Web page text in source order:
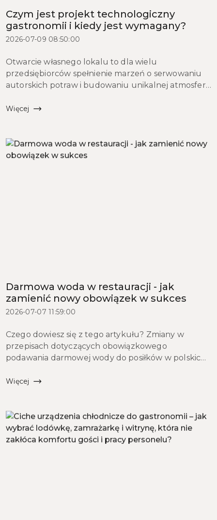
Czym jest projekt technologiczny
gastronomii i kiedy jest wymagany?
2026-07-09 08:50:00
Otwarcie własnego lokalu to dla wielu
przedsiębiorców spełnienie marzeń o serwowaniu
autorskich potraw i budowaniu unikalnej atmosfery.
goście zasiądą przy stolikach, każdy inwestor musi
Więcej
Darmowa woda w restauracji - jak
zamienić nowy obowiązek w sukces
2026-07-07 11:59:00
Czego dowiesz się z tego artykułu? Zmiany w
przepisach dotyczących obowiązkowego
podawania darmowej wody do posiłków w polskich
branża restauracyjna coraz częściej pyta, jak
Więcej